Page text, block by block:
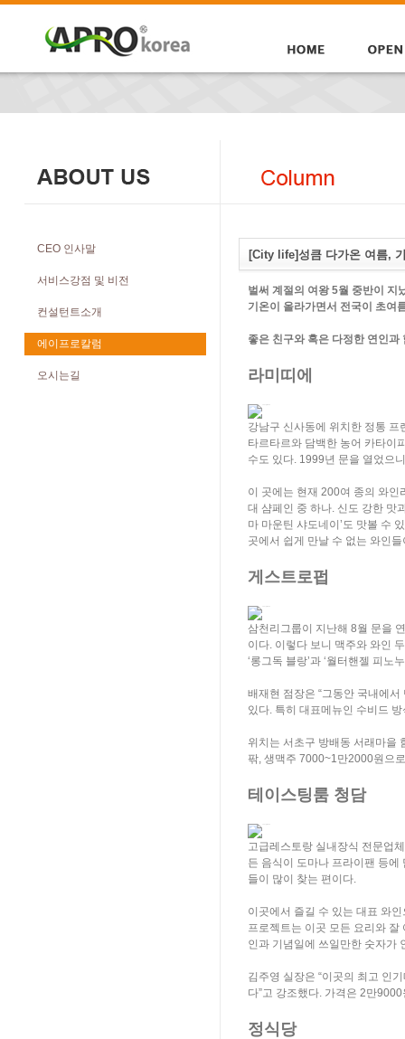
CEO 인사말
서비스강점 및 비전
컨설턴트소개
에이프로칼럼
오시는길
[City life]성큼 다가온 여름,
벌써 계절의 여왕 5월 중반이 지
기온이 올라가면서 전국이 초여
좋은 친구와 혹은 다정한 연인
라미띠에
강남구 신사동에 위치한 정통
타르타르와 담백한 농어 카타이
수도 있다. 1999년 문을 열었으
이 곳에는 현재 200여 종의 와인
대 샴페인 중 하나. 신도 강한 맛
마 마운틴 샤도네이’도 맛볼 수
곳에서 쉽게 만날 수 없는 와인
게스트로펍
삼천리그룹이 지난해 8월 문을
이다. 이렇다 보니 맥주와 와인
‘롱그독 블랑’과 ‘월터핸젤 피노
배재현 점장은 “그동안 국내에
있다. 특히 대표메뉴인 수비드
위치는 서초구 방배동 서래마을
팎, 생맥주 7000~1만2000원으
테이스팅룸 청담
고급레스토랑 실내장식 전문업
든 음식이 도마나 프라이팬 등
들이 많이 찾는 편이다.
이곳에서 즐길 수 있는 대표 와
프로젝트는 이곳 모든 요리와
인과 기념일에 쓰일만한 숫자가
김주영 실장은 “이곳의 최고 인
다”고 강조했다. 가격은 2만
정식당